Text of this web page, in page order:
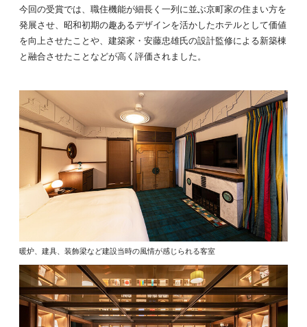
今回の受賞では、職住機能が細長く一列に並ぶ京町家の住まい方を
発展させ、昭和初期の趣あるデザインを活かしたホテルとして価値
を向上させたことや、建築家・安藤忠雄氏の設計監修による新築棟
と融合させたことなどが高く評価されました。
暖炉、建具、装飾梁など建設当時の風情が感じられる客室